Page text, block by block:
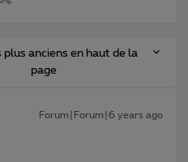
plus anciens en haut de la
page
Forum|Forum|6 years ago